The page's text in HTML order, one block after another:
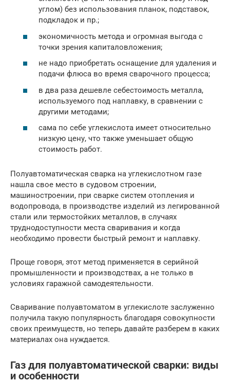
углом) без использования планок, подставок,
подкладок и пр.;
экономичность метода и огромная выгода с
точки зрения капиталовложения;
не надо приобретать оснащение для удаления и
подачи флюса во время сварочного процесса;
в два раза дешевле себестоимость металла,
используемого под наплавку, в сравнении с
другими методами;
сама по себе углекислота имеет относительно
низкую цену, что также уменьшает общую
стоимость работ.
Полуавтоматическая сварка на углекислотном газе
нашла свое место в судовом строении,
машиностроении, при сварке систем отопления и
водопровода, в производстве изделий из легированной
стали или термостойких металлов, в случаях
труднодоступности места сваривания и когда
необходимо провести быстрый ремонт и наплавку.
Проще говоря, этот метод применяется в серийной
промышленности и производствах, а не только в
условиях гаражной самодеятельности.
Сваривание полуавтоматом в углекислоте заслуженно
получила такую популярность благодаря совокупности
своих преимуществ, но теперь давайте разберем в каких
материалах она нуждается.
Газ для полуавтоматической сварки: виды
и особенности